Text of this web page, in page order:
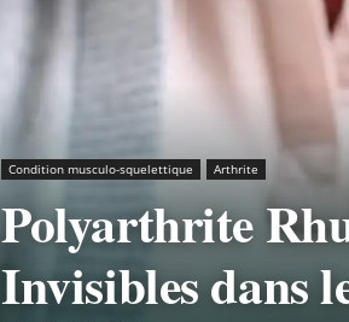
Condition musculo-squelettique Arthrite
Polyarthrite
Invisibles dans